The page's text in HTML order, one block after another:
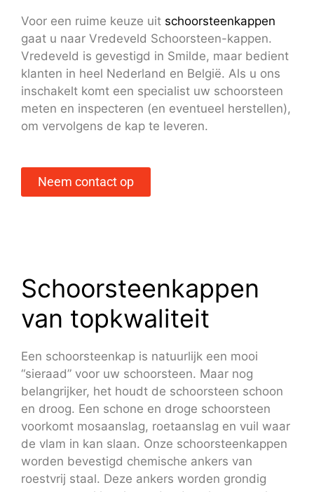
Voor een ruime keuze uit schoorsteenkappen
gaat u naar Vredeveld Schoorsteen-kappen.
Vredeveld is gevestigd in Smilde, maar bedient
klanten in heel Nederland en België. Als u ons
inschakelt komt een specialist uw schoorsteen
meten en inspecteren (en eventueel herstellen),
om vervolgens de kap te leveren.
Neem contact op
Schoorsteenkappen
van topkwaliteit
Een schoorsteenkap is natuurlijk een mooi
“sieraad” voor uw schoorsteen. Maar nog
belangrijker, het houdt de schoorsteen schoon
en droog. Een schone en droge schoorsteen
voorkomt mosaanslag, roetaanslag en vuil waar
de vlam in kan slaan. Onze schoorsteenkappen
worden bevestigd chemische ankers van
roestvrij staal. Deze ankers worden grondig